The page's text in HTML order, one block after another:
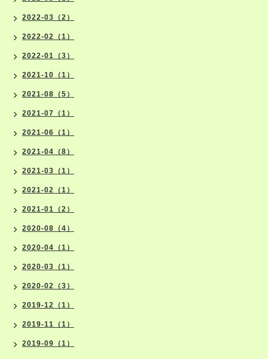
2022-03（2）
2022-02（1）
2022-01（3）
2021-10（1）
2021-08（5）
2021-07（1）
2021-06（1）
2021-04（8）
2021-03（1）
2021-02（1）
2021-01（2）
2020-08（4）
2020-04（1）
2020-03（1）
2020-02（3）
2019-12（1）
2019-11（1）
2019-09（1）